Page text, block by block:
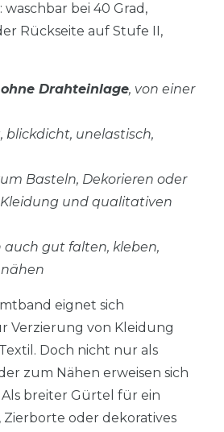
: waschbar bei 40 Grad,
Rückseite auf Stufe II,
ohne Drahteinlage, von einer
blickdicht, unelastisch,
Basteln, Dekorieren oder
und qualitativen
auch gut falten, kleben,
eignet sich
Verzierung von Kleidung
Doch nicht nur als
zum Nähen erweisen sich
breiter Gürtel für ein
Zierborte oder dekoratives